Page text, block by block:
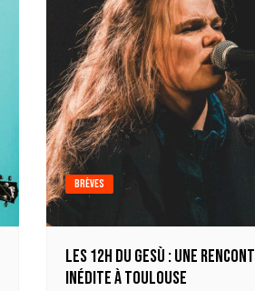
Brèves
Les 12h du Gesù : une
inédite à Toulouse